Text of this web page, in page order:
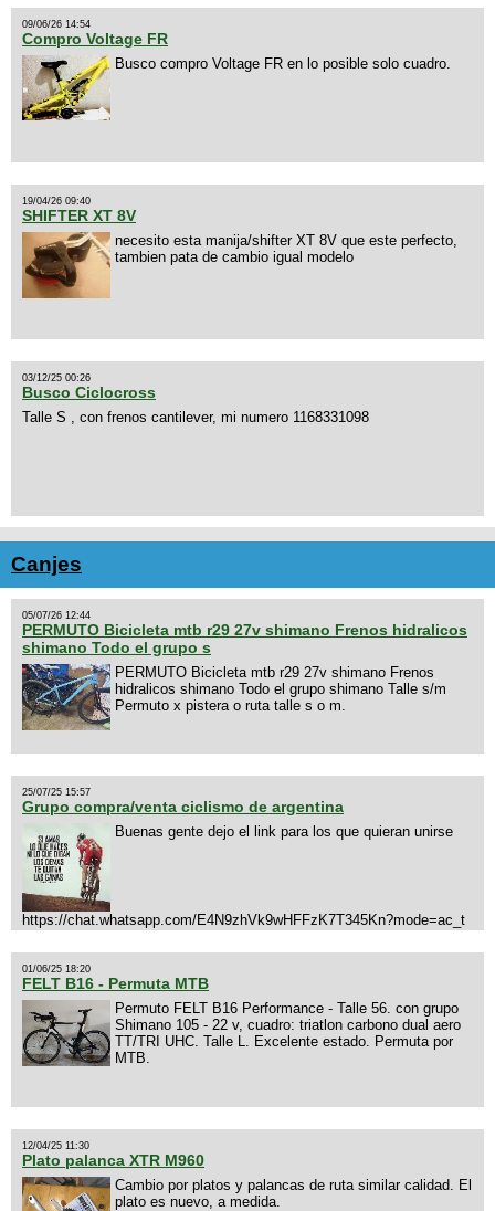
09/06/26 14:54
Compro Voltage FR
Busco compro Voltage FR en lo posible solo cuadro.
19/04/26 09:40
SHIFTER XT 8V
necesito esta manija/shifter XT 8V que este perfecto,
tambien pata de cambio igual modelo
03/12/25 00:26
Busco Ciclocross
Talle S , con frenos cantilever, mi numero 1168331098
Canjes
05/07/26 12:44
PERMUTO Bicicleta mtb r29 27v shimano Frenos hidralicos
shimano Todo el grupo s
PERMUTO Bicicleta mtb r29 27v shimano Frenos
hidralicos shimano Todo el grupo shimano Talle s/m
Permuto x pistera o ruta talle s o m.
25/07/25 15:57
Grupo compra/venta ciclismo de argentina
Buenas gente dejo el link para los que quieran unirse
https://chat.whatsapp.com/E4N9zhVk9wHFFzK7T345Kn?mode=ac_t
01/06/25 18:20
FELT B16 - Permuta MTB
Permuto FELT B16 Performance - Talle 56. con grupo
Shimano 105 - 22 v, cuadro: triatlon carbono dual aero
TT/TRI UHC. Talle L. Excelente estado. Permuta por
MTB.
12/04/25 11:30
Plato palanca XTR M960
Cambio por platos y palancas de ruta similar calidad. El
plato es nuevo, a medida.